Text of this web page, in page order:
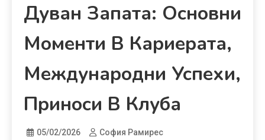
Дуван Запата: Основни
Моменти В Кариерата,
Международни Успехи,
Приноси В Клуба
05/02/2026 София Рамирес